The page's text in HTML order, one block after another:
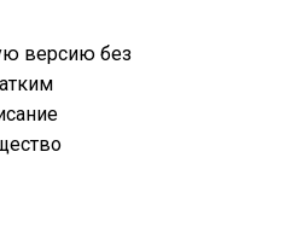
версию без